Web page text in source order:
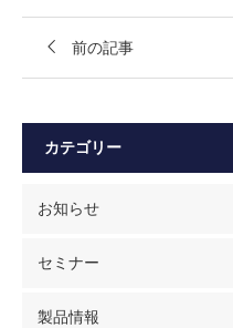
前の記事
カテゴリー
お知らせ
セミナー
製品情報